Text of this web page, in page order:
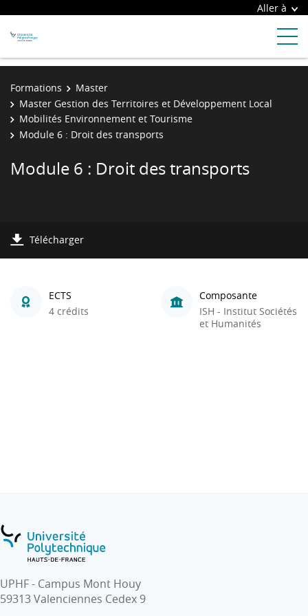
Aller à
Formations
Master
Master Gestion des Territoires et Développement Local
Mobilités Environnement et Tourisme
Module 6 : Droit des transports
Module 6 : Droit des transports
Télécharger
ECTS
4 crédits
Composante
ISH - Institut Sociétés
et Humanités
UPHF - Campus Mont Houy
59313 Valenciennes Cedex 9